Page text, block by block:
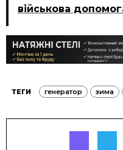
військова
ТЕГИ генератор зима